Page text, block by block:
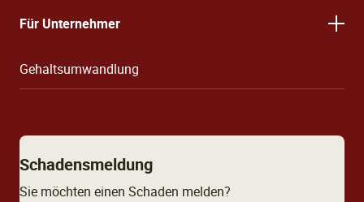
Für Unternehmer
Gehaltsumwandlung
Schadensmeldung
Sie möchten einen Schaden melden?